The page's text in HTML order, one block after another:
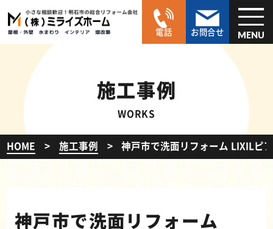
電話 お問合せ MENU
施工事例
WORKS
HOME 施工事例 神戸市で洗面リフォーム LIXILピ
神戸市で洗面リフォーム